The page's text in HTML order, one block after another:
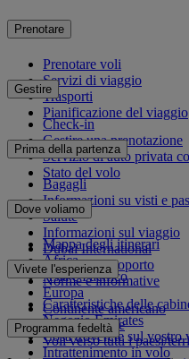
Prenotare
Prenotare voli
Servizi di viaggio
Trasporti
Pianificazione del viaggio
Gestire
Check-in
Gestire una prenotazione
Servizio di auto privata
Stato del volo
Prima della partenza
Bagagli
Informazioni su visti e
Salute
Informazioni sul viaggio
Dubai International
Da e per l'aeroporto
Norme e informative
Dove voliamo
Mappa degli itinerari
Africa
Asia e Pacifico
Europa
Continente americano
Medio Oriente
Voli verso tutti i paesi/
Vivete l'esperienza
Caratteristiche delle
Negozio Emirates
Cosa troverete sul vostro
Intrattenimento in volo
Programma fedeltà